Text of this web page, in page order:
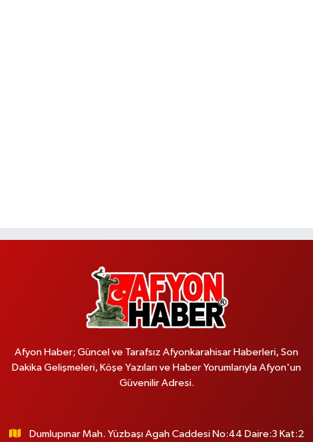
Afyon Haber; Güncel ve Tarafsız Afyonkarahisar Haberleri, Son
Dakika Gelişmeleri, Köşe Yazıları ve Haber Yorumlarıyla Afyon'un
Güvenilir Adresi.
Dumlupınar Mah. Yüzbaşı Agah Caddesi No:44 Daire:3 Kat:2